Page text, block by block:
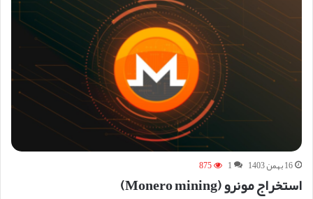
16 بهمن 1403 1
875
استخراج مونرو (Monero mining)